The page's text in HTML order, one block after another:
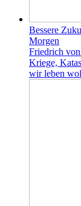
Bessere
Morgen
Friedrich
Kriege,
wir leben